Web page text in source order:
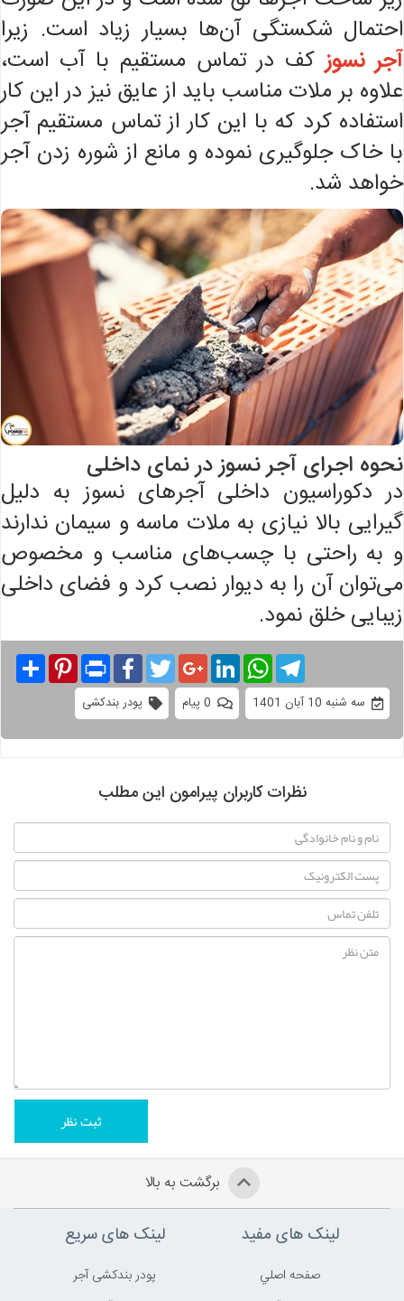
احتمال شکستگی آن‌ها بسیار زیاد است. زیرا
آجر نسوزکف در تماس مستقیم با آب است،
علاوه بر ملات مناسب باید از عایق نیز در این کار
استفاده کرد که با این کار از تماس مستقیم آجر
با خاک جلوگیری نموده و مانع از شوره زدن آجر
خواهد شد.
نحوه اجرای آجر نسوز در نمای داخلی
در دکوراسیون داخلی آجرهای نسوز به دلیل
گیرایی بالا نیازی به ملات ماسه و سیمان ندارند
و به راحتی با چسب‌های مناسب و مخصوص
می‌توان آن را به دیوار نصب کرد و فضای داخلی
زیبایی خلق نمود.
SharePinterest Print
FacebookTwitterGoogle+LinkedIn
WhatsAppTelegram
سه شنبه 10 آبان 1401 0 پیام پودر بندکشی
نظرات کاربران پیرامون این مطلب
برگشت به بالا
لینک های مفید
صفحه اصلي
لینک های سریع
پودر بندکشی آجر